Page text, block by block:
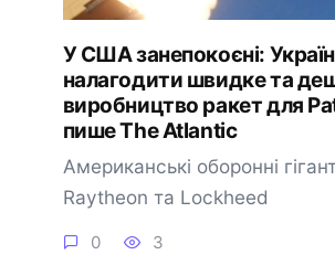
У США занепокоєні:
налагодити швидке та
виробництво ракет для
пише The Atlantic
Американські оборонні
Raytheon та Lockheed
0 3